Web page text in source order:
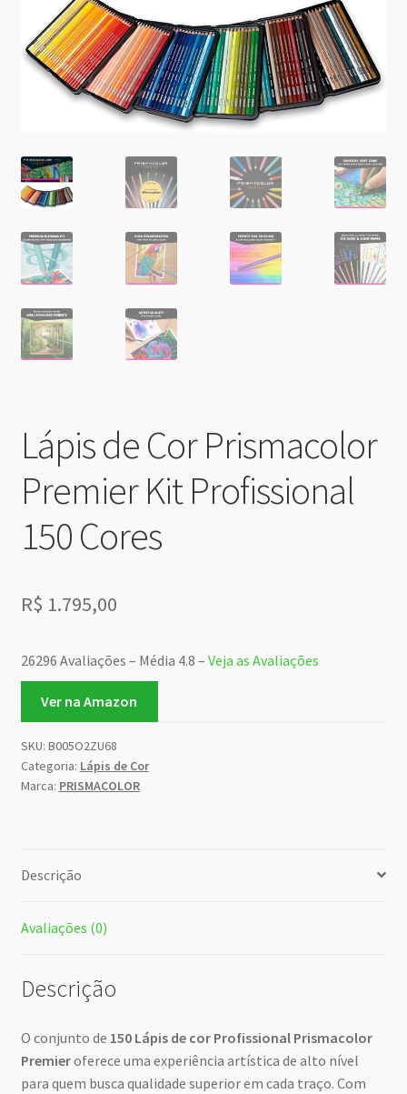
Lápis de Cor Prismacolor
Premier Kit Profissional
150 Cores
R$ 1.795,00
26296 Avaliações – Média 4.8 – Veja as Avaliações
Ver na Amazon
SKU: B005O2ZU68
Categoria: Lápis de Cor
Marca: PRISMACOLOR
Descrição
Avaliações (0)
Descrição
O conjunto de 150 Lápis de cor Profissional Prismacolor
Premieroferece uma experiência artística de alto nível
para quem busca qualidade superior em cada traço. Com